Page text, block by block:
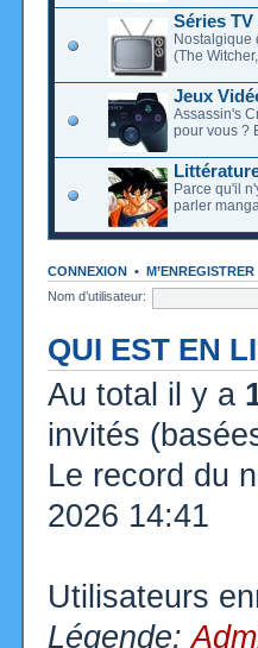
Séries
Nostalgique
(The
Jeux
Assassin's
pour vous ?
Parce qu'il
parler
CONNEXION • M’ENREGISTRER
Nom d’utilisateur:
QUI EST EN
Au total il y a
invités
Le record du
2026 14:41
Utilisateurs
Légende: